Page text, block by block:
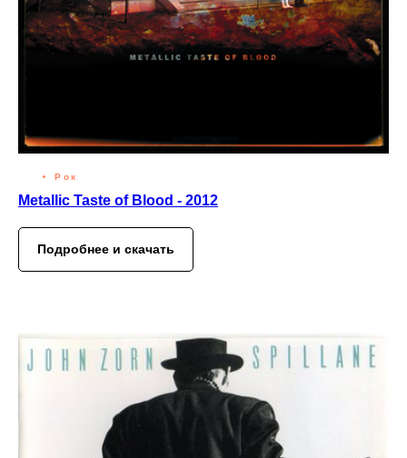
Рок
Metallic Taste of Blood - 2012
Подробнее и скачать